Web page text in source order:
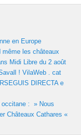
en Europe
même les châteaux
Midi Libre du 2 août
! VilaWeb . cat
DIRECTA e
occitane : » Nous
Châteaux Cathares «